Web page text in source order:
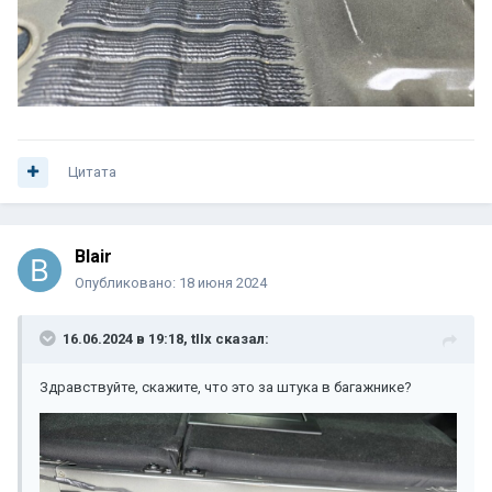
Цитата
Blair
Опубликовано: 18 июня 2024
16.06.2024 в 19:18, tIIx сказал:
Здравствуйте, скажите, что это за штука в багажнике?